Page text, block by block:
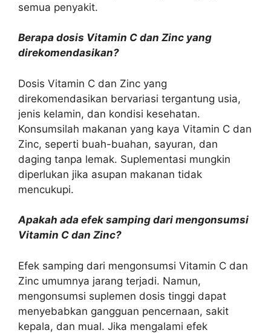
semua penyakit.
Berapa dosis Vitamin C dan Zinc yang
direkomendasikan?
Dosis Vitamin C dan Zinc yang
direkomendasikan bervariasi tergantung usia,
jenis kelamin, dan kondisi kesehatan.
Konsumsilah makanan yang kaya Vitamin C dan
Zinc, seperti buah-buahan, sayuran, dan
daging tanpa lemak. Suplementasi mungkin
diperlukan jika asupan makanan tidak
mencukupi.
Apakah ada efek samping dari mengonsumsi
Vitamin C dan Zinc?
Efek samping dari mengonsumsi Vitamin C dan
Zinc umumnya jarang terjadi. Namun,
mengonsumsi suplemen dosis tinggi dapat
menyebabkan gangguan pencernaan, sakit
kepala, dan mual. Jika mengalami efek